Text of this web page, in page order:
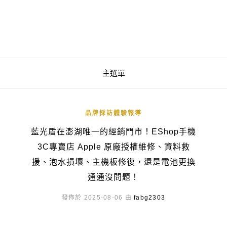
主選單
品牌採訪體驗報導
藍光盾在澎湖唯一的經銷門市！EShop手機
3C專賣店 Apple 原廠授權維修、資料救
援、泡水損壞、主機板修復，還是電池更換
通通沒問題！
發佈於 2025-08-06 由fabg2303